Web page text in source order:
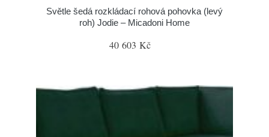
Světle šedá rozkládací rohová pohovka (levý
roh) Jodie – Micadoni Home
40 603 Kč